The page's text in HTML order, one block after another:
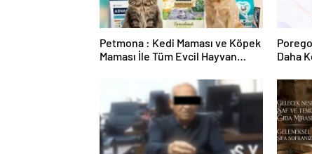
Petmona : Kedi Maması ve Köpek
Maması İle Tüm Evcil Hayvan
Daha